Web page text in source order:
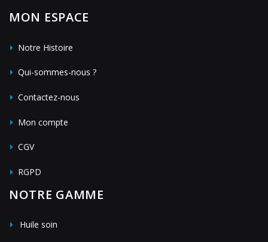
MON ESPACE
Notre Histoire
Qui-sommes-nous ?
Contactez-nous
Mon compte
CGV
RGPD
NOTRE GAMME
Huile soin